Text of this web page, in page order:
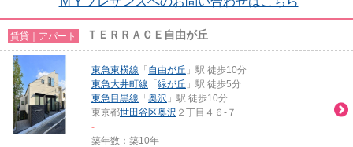
賃貸｜アパート ＴＥＲＲＡＣＥ自由が丘
東急東横線 「 自由が丘 」駅 徒歩10分
東急大井町線 「 緑が丘 」駅 徒歩5分
東急目黒線 「 奥沢 」駅 徒歩10分
東京都世田谷区奥沢 ２丁目４６-７
-
築年数：築10年